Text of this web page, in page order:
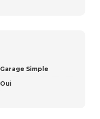
Garage Simple
Oui